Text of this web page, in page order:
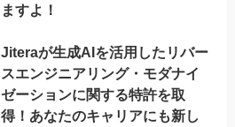
ますよ！
Jiteraが生成AIを活用したリバー
スエンジニアリング・モダナイ
ゼーションに関する特許を取
得！あなたのキャリアにも新し